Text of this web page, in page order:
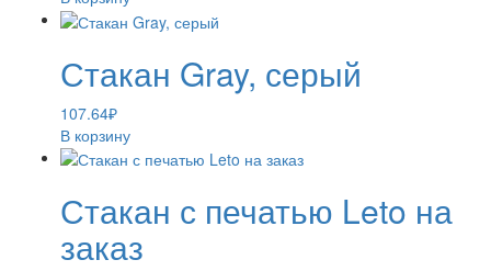
Стакан Gray, серый
107.64₽
В корзину
Стакан с печатью Leto на
заказ